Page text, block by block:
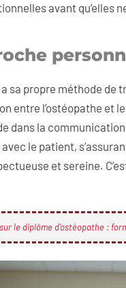
avant qu’elles
sa propre méthode
entre l’ostéopathe et
dans la
le patient,
et sereine.
sur le diplôme d’ostéopathe :